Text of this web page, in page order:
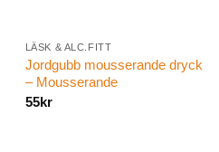
LÄSK & ALC.FITT
Jordgubb mousserande dryck
– Mousserande
55kr